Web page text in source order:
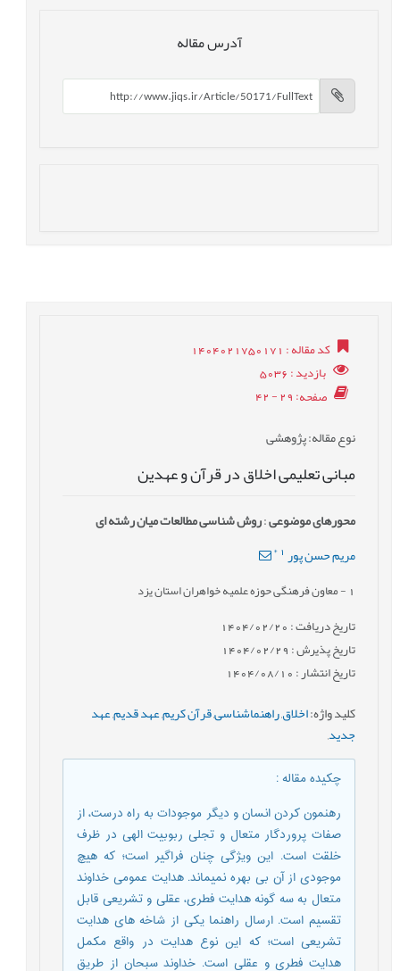
آدرس مقاله
کد مقاله: 1404021750171
بازدید: 5036
صفحه: 29 - 42
نوع مقاله: پژوهشی
مبانی تعلیمی اخلاق در قرآن و عهدین
محورهای موضوعی:روش شناسی مطالعات میان رشته ای
مریم حسن پور *
- معاون فرهنگی حوزه علمیه خواهران استان یزد
تاریخ دریافت : 1404/02/20
تاریخ پذیرش : 1404/02/29
تاریخ انتشار : 1404/08/10
کلید واژه:اخلاق,راهنماشناسی,قرآن کریم,عهد قدیم,عهد
جدید,
چکیده مقاله:
رهنمون کردن انسان و دیگر موجودات به راه درست، از
صفات پروردگار متعال و تجلی ربوبیت الهی در ظرف
خلقت است. این ویژگی چنان فراگیر است؛ که هیچ
موجودی از آن بی بهره نمی­ماند. هدایت عمومی خداوند
متعال به سه گونه هدایت فطری، عقلی و تشریعی قابل
تقسیم است. ارسال راهنما یکی از شاخه های هدایت
تشریعی است؛ که این نوع هدایت در واقع مکمل
هدایت فطری و عقلی است. خداوند سبحان از طریق